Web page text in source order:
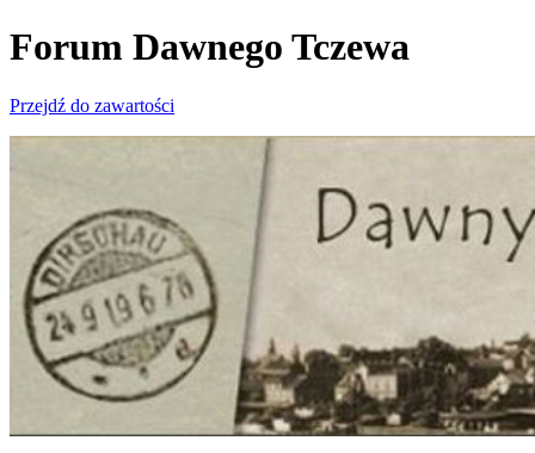
Forum Dawnego Tczewa
Przejdź do zawartości